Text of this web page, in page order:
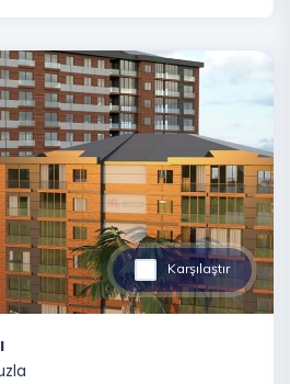
Karşılaştır